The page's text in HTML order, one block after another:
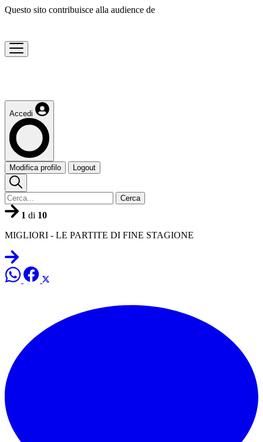
Questo sito contribuisce alla audience de
Accedi
Modifica profilo Logout
Cerca
1 di 10
MIGLIORI - LE PARTITE DI FINE STAGIONE